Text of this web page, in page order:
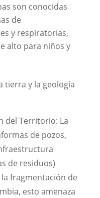
son conocidas
de
y respiratorias,
alto para niños y
tierra y la geología
del Territorio: La
de pozos,
de residuos)
fragmentación de
esto amenaza